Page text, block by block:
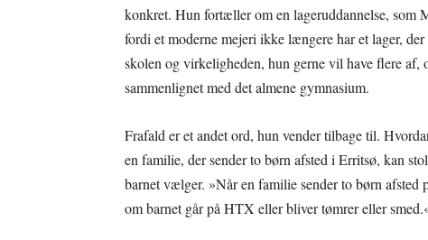
konkret. Hun fortæller om en lageruddannelse, som
fordi et moderne mejeri ikke længere har et lager,
skolen og virkeligheden, hun gerne vil have flere af,
sammenlignet med det almene gymnasium.
Frafald er et andet ord, hun vender tilbage til.
en familie, der sender to børn afsted i Erritsø, kan
barnet vælger. »Når en familie sender to børn afsted
om barnet går på HTX eller bliver tømrer eller